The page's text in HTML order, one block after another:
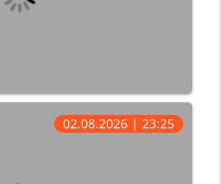
02.08.2026 | 23:25